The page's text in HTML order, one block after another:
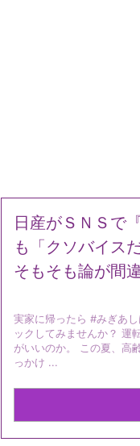
日産がＳＮＳで
も「クソバイス
そもそも論が間
実家に帰ったら #みぎあ
ックしてみませんか？ 運
がいいのか。 この夏、高
っかけ ...